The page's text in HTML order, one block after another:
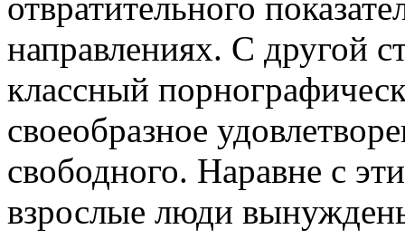
направлениях. С другой
классный
своеобразное
свободного. Наравне с
взрослые люди